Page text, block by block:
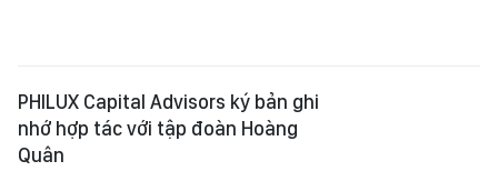
PHILUX Capital Advisors ký bản ghi
nhớ hợp tác với tập đoàn Hoàng
Quân